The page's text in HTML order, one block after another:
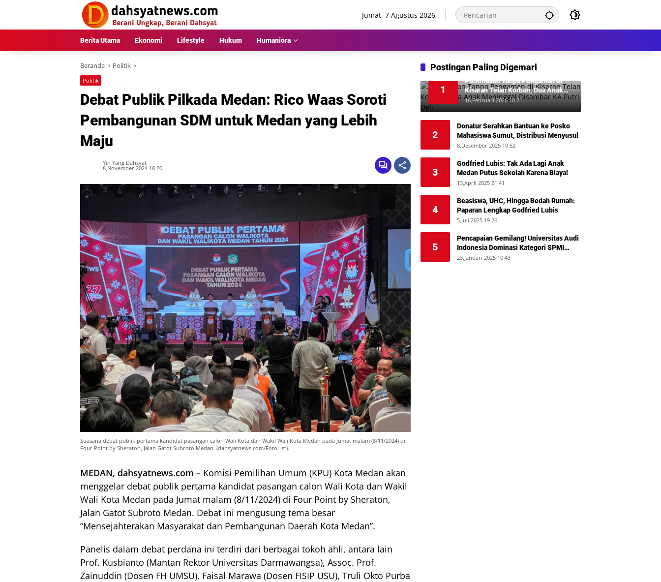
Jumat, 7 Agustus 2026
Berita Utama Ekonomi Lifestyle Hukum Humaniora
Beranda Politik
Politik
Debat Publik Pilkada Medan: Rico Waas Soroti
Pembangunan SDM untuk Medan yang Lebih
Maju
Yin Yang Dahsyat
8,November 2024 18 20
Suasana debat publik pertama kandidat pasangan calon Wali Kota dan Wakil Wali Kota Medan pada Jumat malam (8/11/2024) di
Four Point by Sheraton, Jalan Gatot Subroto Medan. (dahsyatnews.com/Foto: ist).
MEDAN, dahsyatnews.com – Komisi Pemilihan Umum (KPU) Kota Medan akan
menggelar debat publik pertama kandidat pasangan calon Wali Kota dan Wakil
Wali Kota Medan pada Jumat malam (8/11/2024) di Four Point by Sheraton,
Jalan Gatot Subroto Medan. Debat ini mengusung tema besar
“Mensejahterakan Masyarakat dan Pembangunan Daerah Kota Medan”.
Panelis dalam debat perdana ini terdiri dari berbagai tokoh ahli, antara lain
Prof. Kusbianto (Mantan Rektor Universitas Darmawangsa), Assoc. Prof.
Zainuddin (Dosen FH UMSU), Faisal Marawa (Dosen FISIP USU), Truli Okto Purba
Postingan Paling Digemari
1
Perlintasan Tanpa Pengaman di
Kisaran Telan Korban, Dua Anak
Meninggal Disambar KA Putri Deli
16,Februari 2026 10 21
2
Donatur Serahkan Bantuan ke Posko
Mahasiswa Sumut, Distribusi Menyusul
8,Desember 2025 10 52
3
Godfried Lubis: Tak Ada Lagi Anak
Medan Putus Sekolah Karena Biaya!
13,April 2025 21 41
4
Beasiswa, UHC, Hingga Bedah Rumah:
Paparan Lengkap Godfried Lubis
5,Juli 2025 19 26
5
Pencapaian Gemilang! Universitas Audi
Indonesia Dominasi Kategori SPMI
Terbaik 2024
23,Januari 2025 10 43